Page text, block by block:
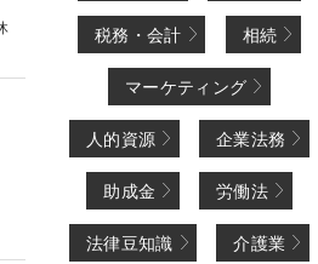
税務・会計 相続
マーケティング
人的資源 企業法務
助成金 労働法
法律豆知識 介護業